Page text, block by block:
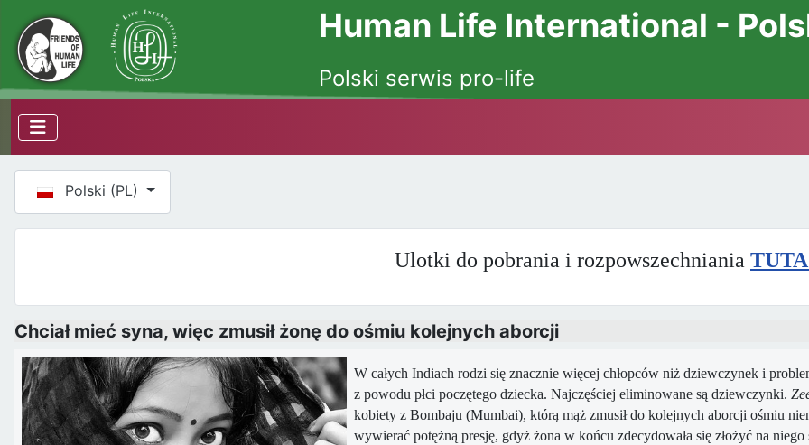
Human Life International -
Polski serwis pro-life
Wybierz swój język
Polski (PL)
Ulotki do pobrania i rozpowszechniania
Chciał mieć syna, więc zmusił żonę do ośmiu kolejnych aborcji
W całych Indiach rodzi się znacznie więcej chłopców niż dziewczynek i
z powodu płci poczętego dziecka. Najczęściej eliminowane są dziewczynki.
kobiety z Bombaju (Mumbai), którą mąż zmusił do kolejnych aborcji ośmiu
wywierać potężną presję, gdyż żona w końcu zdecydowała się złożyć na